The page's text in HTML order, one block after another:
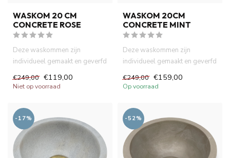
WASKOM 20 CM
CONCRETE ROSE
Deze waskommen zijn
individueel gemaakt en geverfd
€249,00 €119,00
Niet op voorraad
WASKOM 20CM
CONCRETE MINT
Deze waskommen zijn
individueel gemaakt en geverfd
€249,00 €159,00
Op voorraad
-17% -52%